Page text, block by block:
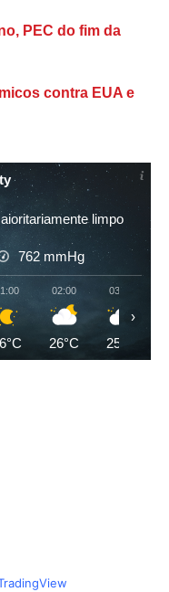
PEC do fim da
contra EUA e
limpo
762 mmHg
02:00
26°C
03:00
25°C
›